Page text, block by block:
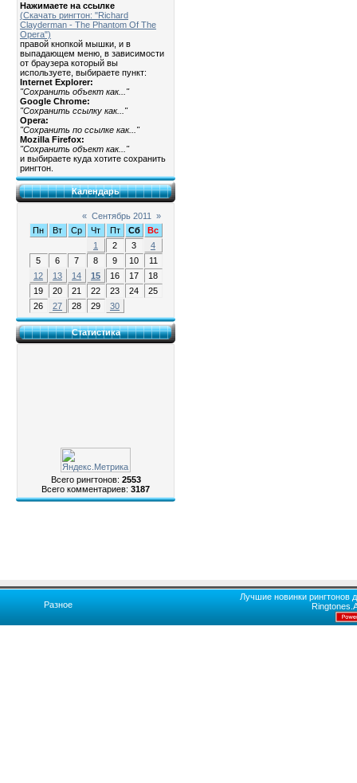
Нажимаете на ссылке
(Скачать рингтон: "Richard
Clayderman - The Phantom Of The
Opera")
правой кнопкой мышки, и в
выпадающем меню, в зависимости
от браузера который вы
используете, выбираете пункт:
Internet Explorer:
"Сохранить объект как..."
Google Chrome:
"Сохранить ссылку как..."
Opera:
"Сохранить по ссылке как..."
Mozilla Firefox:
"Сохранить объект как..."
и выбираете куда хотите сохранить
рингтон.
Календарь
« Сентябрь 2011
»
Пн
Вт Ср Чт Пт Сб
Вс
1
2 3
4
5
6 7 8 9 10
11
12
13 14 15 16 17
18
19
20 21 22 23 24
25
26
27 28 29 30
Статистика
Всего рингтонов: 2553
Всего комментариев: 3187
Разное
Лучшие новинки рингтонов